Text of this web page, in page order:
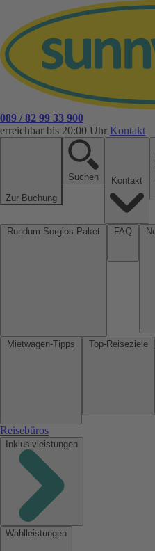
089 / 82 99 33 900
erreichbar bis 20:00 Uhr Kontakt
Zur Buchung
Suchen
Reisebüros
Inklusivleistungen
Wahlleistungen